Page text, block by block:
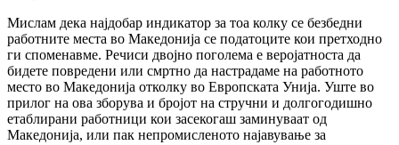
Мислам дека најдобар индикатор за тоа колку се безбедни
работните места во Македонија се податоците кои претходно
ги споменавме. Речиси двојно поголема е веројатноста да
бидете повредени или смртно да настрадаме на работното
место во Македонија отколку во Европската Унија. Уште во
прилог на ова зборува и бројот на стручни и долгогодишно
етаблирани работници кои засекогаш заминуваат од
Македонија, или пак непромисленото најавување за